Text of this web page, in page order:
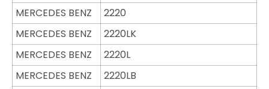
MERCEDES BENZ
2220
MERCEDES BENZ
2220LK
MERCEDES BENZ
2220L
MERCEDES BENZ
2220LB